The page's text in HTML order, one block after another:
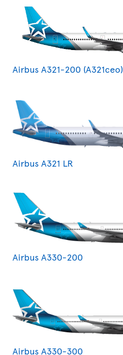
Airbus A321-200 (A321ceo)
Airbus A321 LR
Airbus A330-200
Airbus A330-300